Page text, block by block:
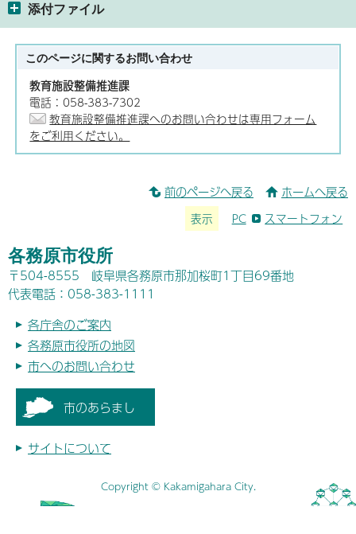
添付ファイル
このページに関するお問い合わせ
教育施設整備推進課
電話：058-383-7302
教育施設整備推進課へのお問い合わせは専用フォーム
をご利用ください。
前のページへ戻る ホームへ戻る
表示 PC スマートフォン
各務原市役所
〒504-8555 岐阜県各務原市那加桜町1丁目69番地
代表電話：058-383-1111
各庁舎のご案内
各務原市役所の地図
市へのお問い合わせ
市のあらまし
サイトについて
Copyright © Kakamigahara City.